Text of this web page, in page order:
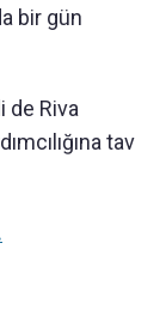
bir gün
de Riva
tav